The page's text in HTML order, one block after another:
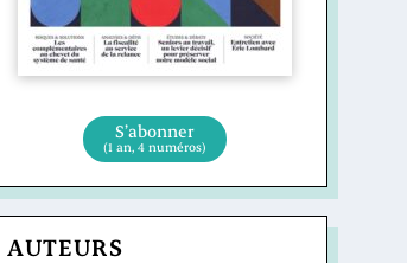
S’abonner
(1 an, 4 numéros)
AUTEURS